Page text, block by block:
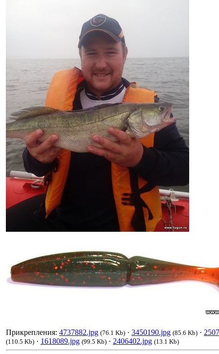
Прикрепления: 4737882.jpg (76.1 Kb) · 3450190.jpg (85.6 Kb) ·
(110.5 Kb) · 1618089.jpg (99.5 Kb) · 2406402.jpg (13.1 Kb)